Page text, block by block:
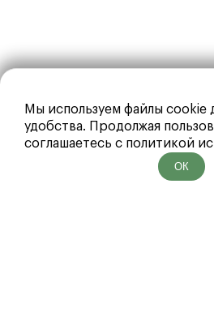
Мы используем файлы cookie
удобства. Продолжая
соглашаетесь с политикой
ОК